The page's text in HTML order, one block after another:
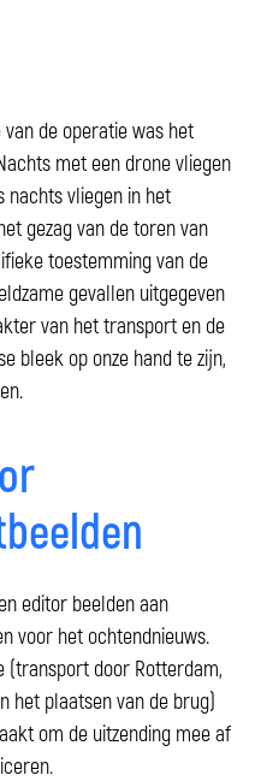
de operatie was het
met een drone vliegen
nachts vliegen in het
gezag van de toren van
toestemming van de
gevallen uitgegeven
van het transport en de
bleek op onze hand te zijn,
editor beelden aan
voor het ochtendnieuws.
(transport door Rotterdam,
het plaatsen van de brug)
om de uitzending mee af